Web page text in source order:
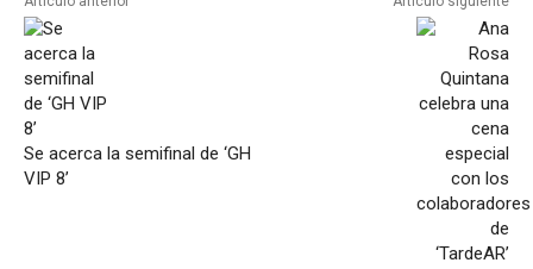
Se acerca la semifinal de ‘GH
VIP 8’